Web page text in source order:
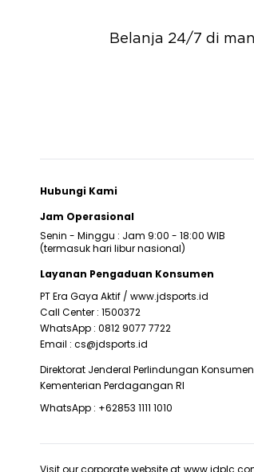
Belanja 24/7 di
Hubungi Kami
Jam Operasional
Senin - Minggu : Jam 9:00 - 18:00 WIB
(termasuk hari libur nasional)
Layanan Pengaduan Konsumen
PT Era Gaya Aktif / www.jdsports.id
Call Center : 1500372
WhatsApp : 0812 9077 7722
Email : cs@jdsports.id
Direktorat Jenderal Perlindungan
Kementerian Perdagangan RI
WhatsApp : +62853 1111 1010
Visit our corporate website at